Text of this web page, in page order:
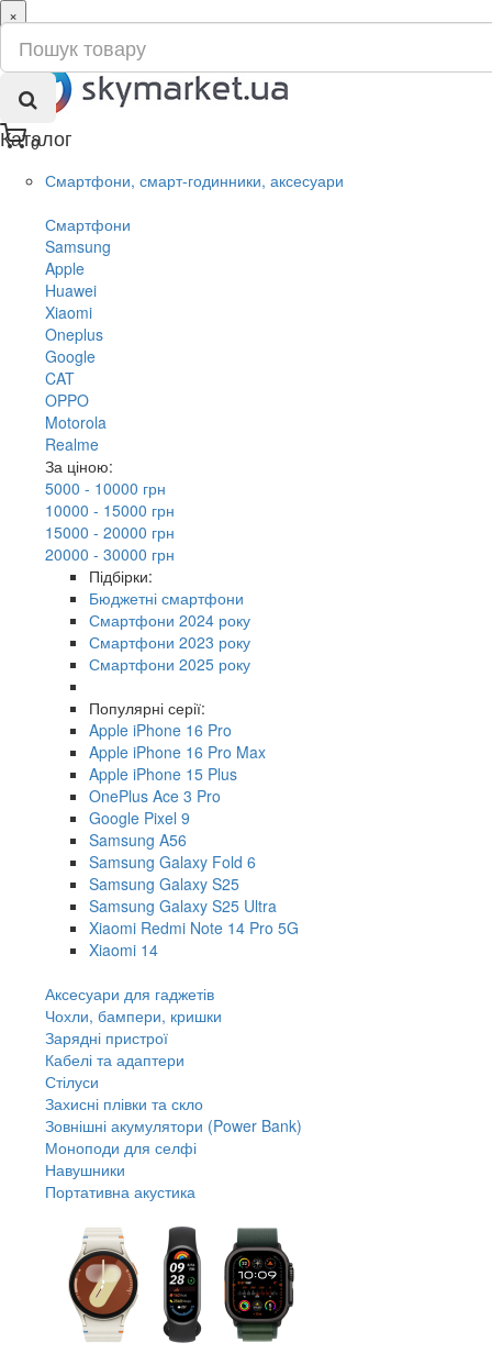
0
×
ru
ua
Каталог
Смартфони, смарт-годинники, аксесуари
Смартфони
Samsung
Apple
Huawei
Xiaomi
Oneplus
Google
CAT
OPPO
Motorola
Realme
За ціною:
5000 - 10000 грн
10000 - 15000 грн
15000 - 20000 грн
20000 - 30000 грн
Підбірки:
Бюджетні смартфони
Смартфони 2024 року
Смартфони 2023 року
Смартфони 2025 року
Популярні серії:
Apple iPhone 16 Pro
Apple iPhone 16 Pro Max
Apple iPhone 15 Plus
OnePlus Ace 3 Pro
Google Pixel 9
Samsung A56
Samsung Galaxy Fold 6
Samsung Galaxy S25
Samsung Galaxy S25 Ultra
Xiaomi Redmi Note 14 Pro 5G
Xiaomi 14
Аксесуари для гаджетів
Чохли, бампери, кришки
Зарядні пристрої
Кабелі та адаптери
Стілуси
Захисні плівки та скло
Зовнішні акумулятори (Power Bank)
Моноподи для селфі
Навушники
Портативна акустика